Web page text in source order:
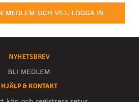
MEDLEM OCH VILL LOGGA IN
NYHETSBREV
BLI MEDLEM
HJÄLP & KONTAKT